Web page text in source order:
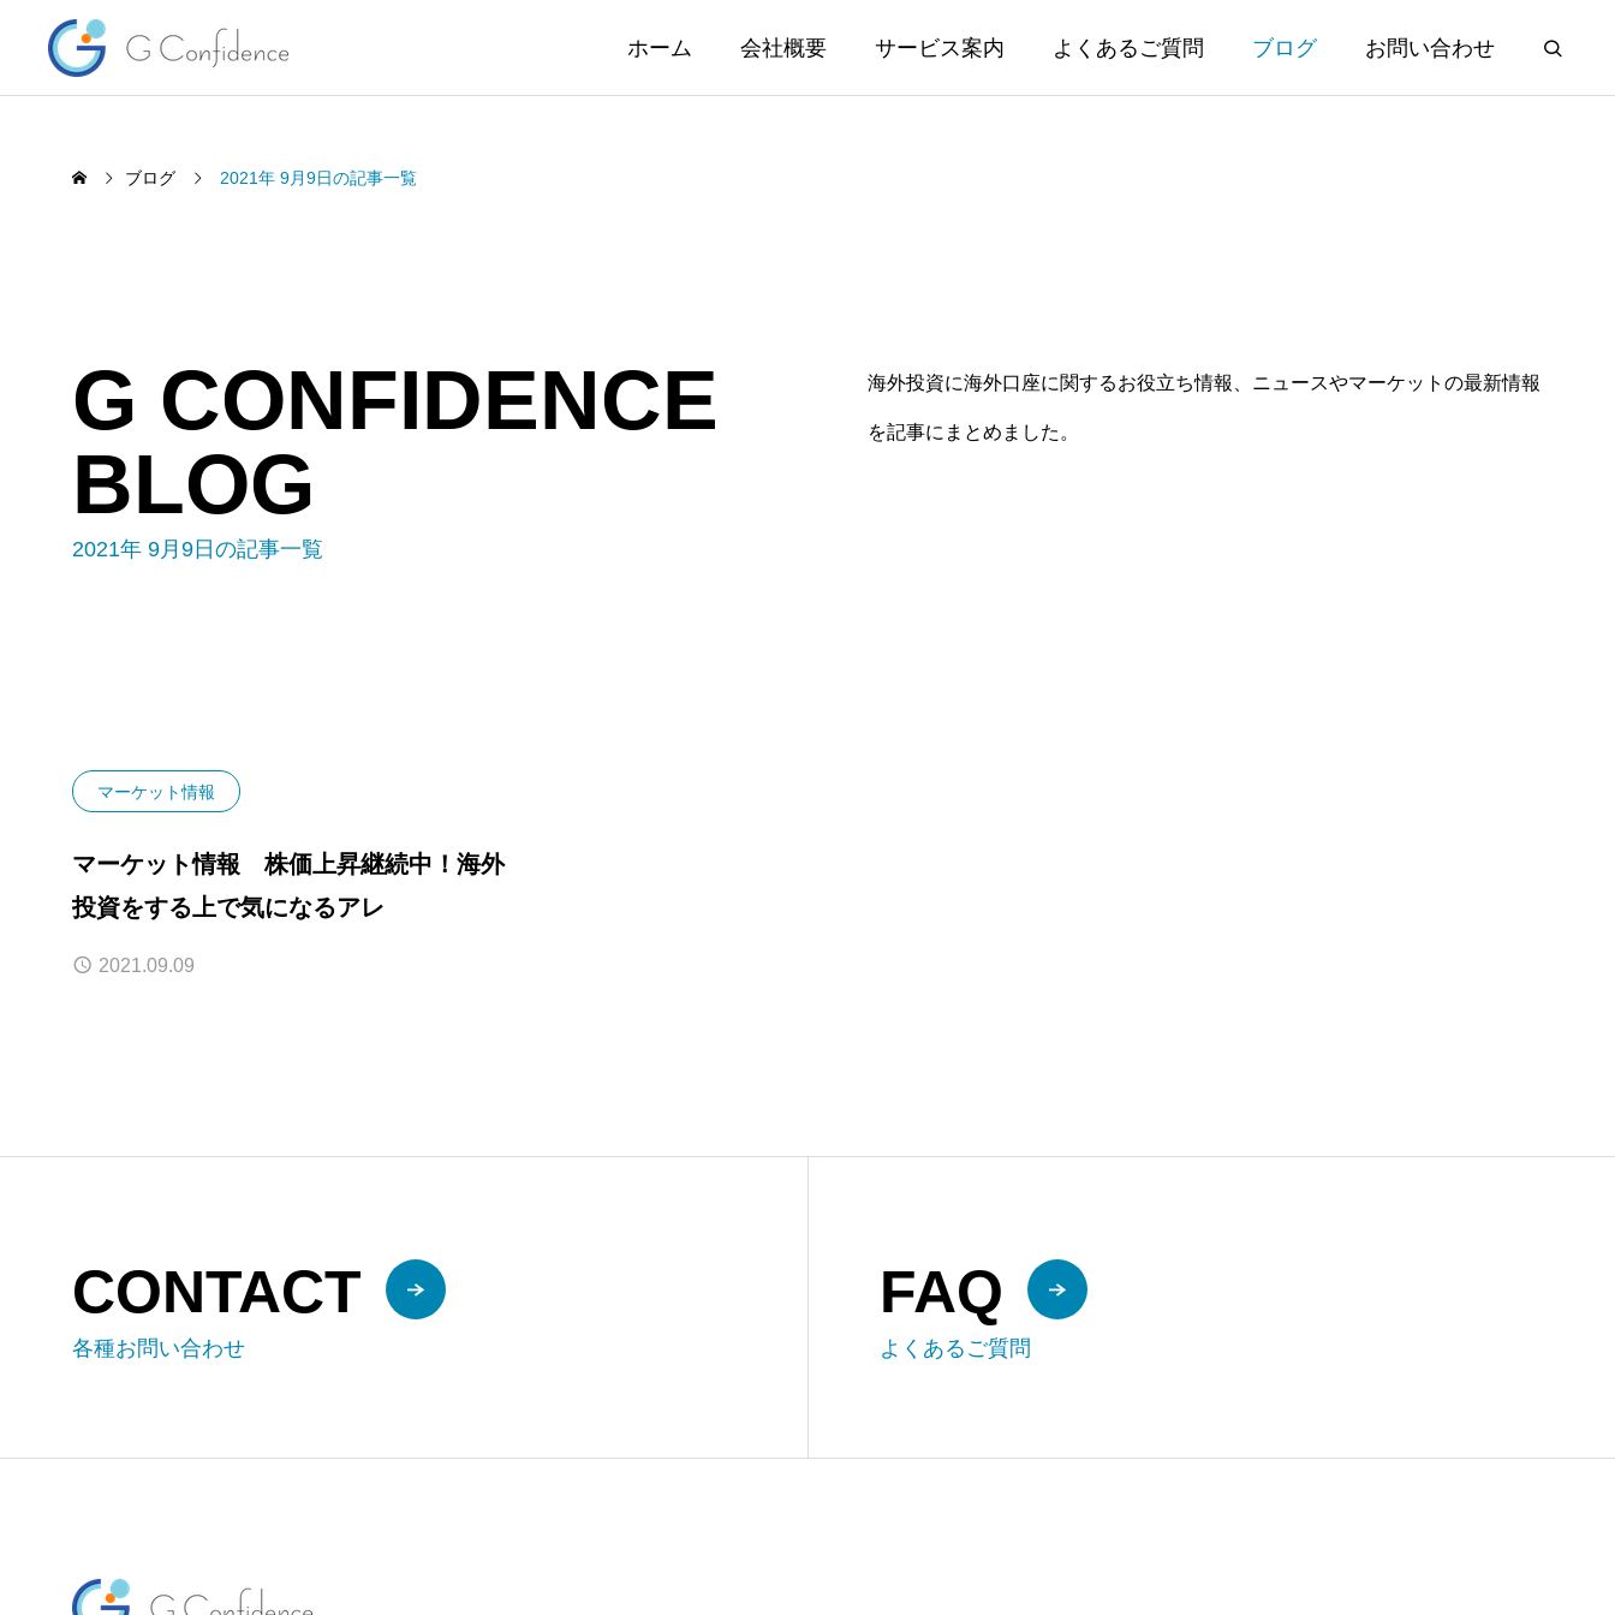
ホーム 会社概要 サービス案内 よくあるご質問 ブログ お問い合わせ
マーケット情報 28年ぶり日米協
調介入により一時155円台に
2026.08.03
夏季休業のお知らせ
HSBC香港 口座マル秘テクニッ
ブログ 2021年 9月9日の記事一覧
G CONFIDENCE
BLOG
2021年 9月9日の記事一覧
海外投資に海外口座に関するお役立ち情報、ニュースやマーケットの最新情報
を記事にまとめました。
マーケット情報
マーケット情報 株価上昇継続中！海外
投資をする上で気になるアレ
2021.09.09
CONTACT
各種お問い合わせ
FAQ
よくあるご質問